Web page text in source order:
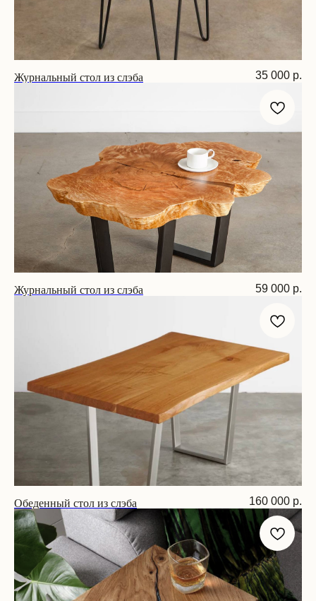
Журнальный стол из слэба 35 000 р.
Журнальный стол из слэба 59 000 р.
Обеденный стол из слэба
Размер: 160х75х75 см
160 000 р.